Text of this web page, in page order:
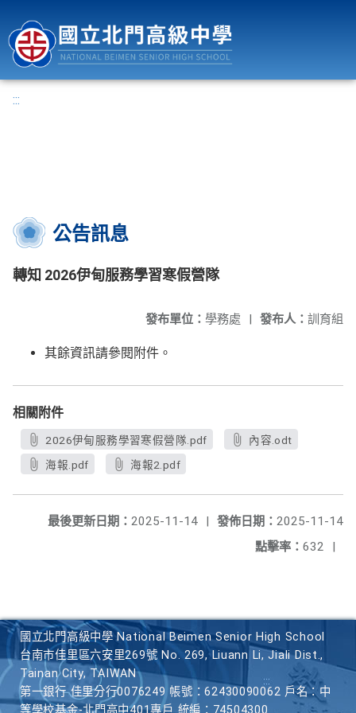
:::
公告訊息
轉知 2026伊甸服務學習寒假營隊
發布人： 訓育組
發布單位： 學務處 |
其餘資訊請參閱附件。
相關附件
2026伊甸服務學習寒假營隊.pdf
內容.odt
海報.pdf
海報2.pdf
發佈日期： 2025-11-14
最後更新日期： 2025-11-14
|
點擊率： 632 |
國立北門高級中學 National Beimen Senior High School
台南市佳里區六安里269號 No. 269, Liuann Li, Jiali Dist.,
Tainan City, TAIWAN
第一銀行 佳里分行0076249 帳號：62430090062 戶名：中
等學校基金-北門高中401專戶 統編：74504300